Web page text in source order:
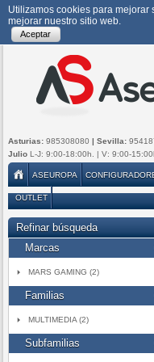
Utilizamos cookies para
mejorar nuestro sitio web.
Aceptar
Asturias: 985308080 | Sevilla:
Julio L-J: 9:00-18:00h. | V: 9:00-
ASEUROPA
OUTLET
Refinar búsqueda
Marcas
MARS GAMING (2)
Familias
MULTIMEDIA (2)
Subfamilias